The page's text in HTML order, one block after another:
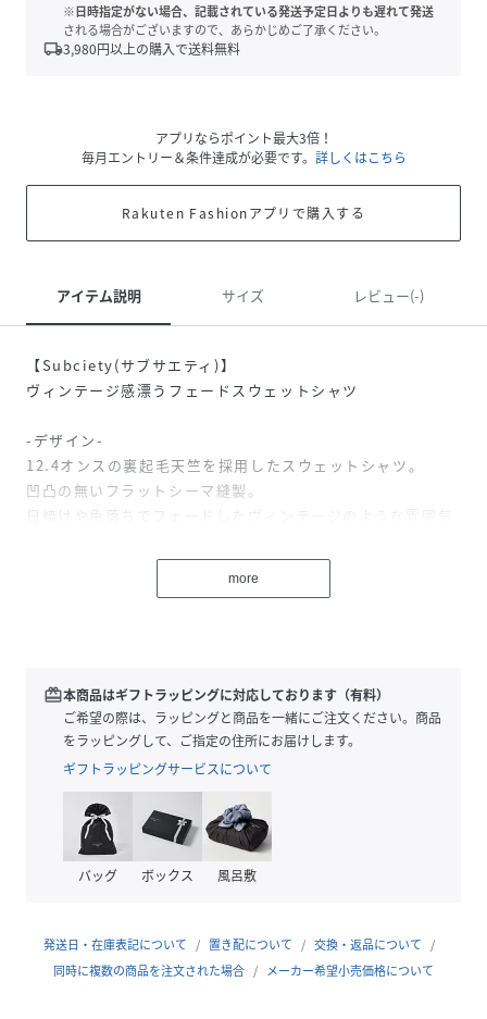
※日時指定がない場合、記載されている発送予定日よりも遅れて発送
される場合がございますので、あらかじめご了承ください。
local_shipping3,980円以上の購入で送料無料
アプリならポイント最大3倍！
毎月エントリー＆条件達成が必要です。 詳しくはこちら
Rakuten Fashionアプリで購入する
アイテム説明 サイズ レビュー(-)
【Subciety(サブサエティ)】
ヴィンテージ感漂うフェードスウェットシャツ
-デザイン-
12.4オンスの裏起毛天竺を採用したスウェットシャツ。
凹凸の無いフラットシーマ縫製。
日焼けや色落ちでフェードしたヴィンテージのような雰囲気
左胸にはメインロゴ『THEBASE』を刺繍で施しました。
シンプルで着回しの効く一着。
▼商品のお気に入り登録
完売カラーの再入荷通知や、ラスト1点の通知、セールの通
知も受け取ることができます。
▼ブランドのお気に入り登録
新商品や再入荷等、いち早くブランドのお得な情報を受け取
性別タイプ レディース
more
redeem本商品はギフトラッピングに対応しております（有料）
ご希望の際は、ラッピングと商品を一緒にご注文ください。商品
をラッピングして、ご指定の住所にお届けします。
ギフトラッピングサービスについて
バッグ ボックス 風呂敷
発送日・在庫表記について 置き配について
交換・返品について
同時に複数の商品を注文された場合
メーカー希望小売価格について